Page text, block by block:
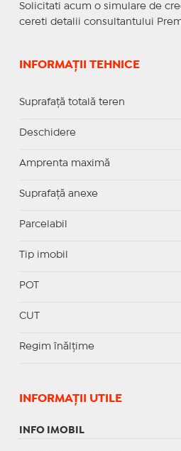
Solicitati acum o simulare de
cereti detalii consultantului
INFORMAȚII TEHNICE
Suprafață totală teren
Deschidere
Amprenta maximă
Suprafață anexe
Parcelabil
Tip imobil
POT
CUT
Regim înălțime
INFORMAŢII UTILE
INFO IMOBIL